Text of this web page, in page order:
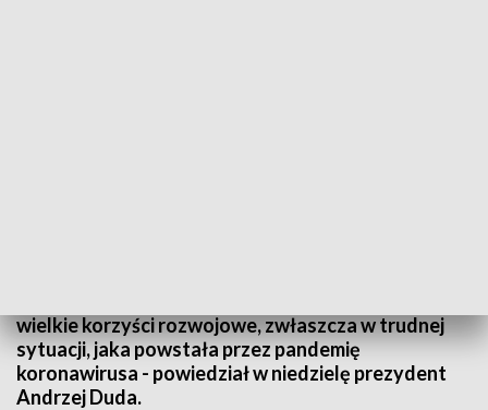
wielkie korzyści rozwojowe, zwłaszcza w trudnej
sytuacji, jaka powstała przez pandemię
koronawirusa - powiedział w niedzielę prezydent
Andrzej Duda.